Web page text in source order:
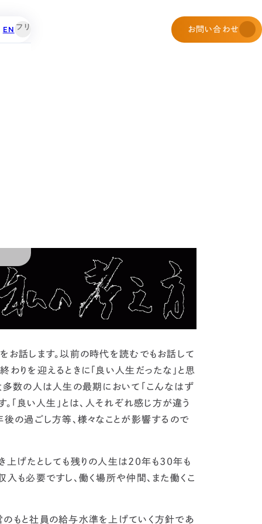
EN お問い合わせ
お話します。以前の時代を読むでもお話して
りを迎えるときに「良い人生だったな」と思
多数の人は人生の最期において「こんなはず
。「良い人生」とは、人それぞれ感じ方が違う
後の過ごし方等、様々なことが影響するので
上げたとしても残りの人生は20年も30年も
も必要ですし、働く場所や仲間、また働くこ
のもと社員の給与水準を上げていく方針であ